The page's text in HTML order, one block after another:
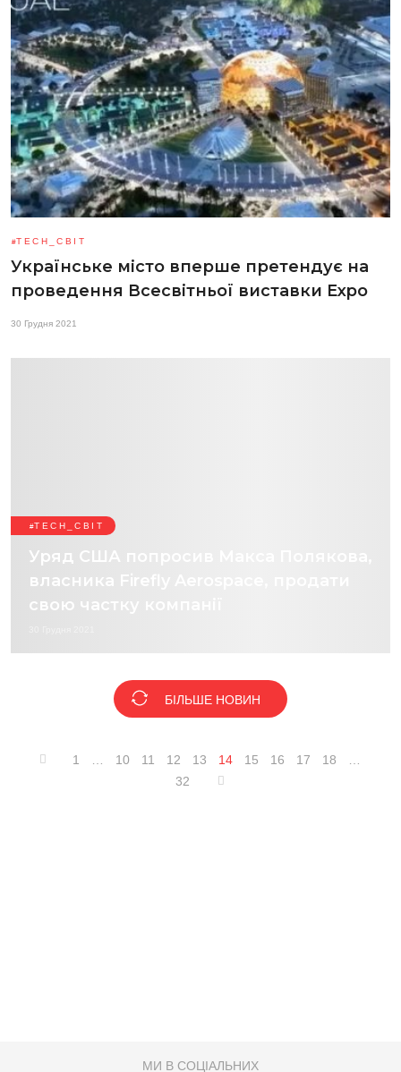
TECH_СВІТ
Українське місто вперше претендує на
проведення Всесвітньої виставки Expo
30 Грудня 2021
TECH_СВІТ
Уряд США попросив Макса Полякова,
власника Firefly Aerospace, продати
свою частку компанії
БІЛЬШЕ НОВИН
1 10 11 12 13 14 15 16 17 18
32
МИ В СОЦІАЛЬНИХ